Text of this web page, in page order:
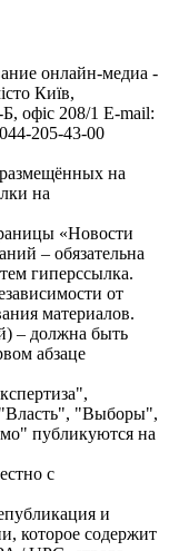
онлайн-медиа -
Київ,
208/1 E-mail:
205-43-00
на
на
«Новости
– обязательна
гиперссылка.
от
материалов.
– должна быть
абзаце
"Выборы",
публикуются на
с
и
которое содержит